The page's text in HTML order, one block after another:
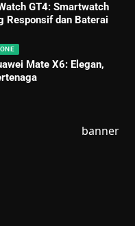
GT4: Smartwatch
Responsif dan Baterai
Mate X6: Elegan,